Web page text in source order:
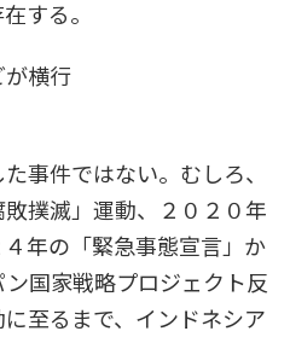
する。
が横行
事件ではない。むしろ、
撲滅」運動、２０２０年
年の「緊急事態宣言」か
国家戦略プロジェクト反
至るまで、インドネシア